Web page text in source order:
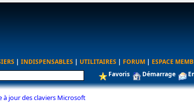
| INDISPENSABLES | UTILITAIRES | FORUM | ESPACE
Favoris Démarrage
à jour des claviers Microsoft